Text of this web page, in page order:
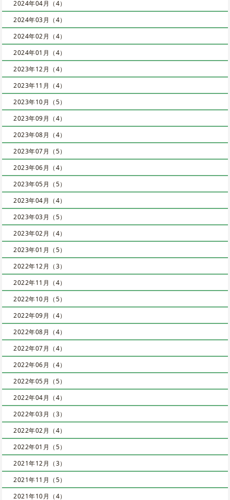
2024年04月（4）
2024年03月（4）
2024年02月（4）
2024年01月（4）
2023年12月（4）
2023年11月（4）
2023年10月（5）
2023年09月（4）
2023年08月（4）
2023年07月（5）
2023年06月（4）
2023年05月（5）
2023年04月（4）
2023年03月（5）
2023年02月（4）
2023年01月（5）
2022年12月（3）
2022年11月（4）
2022年10月（5）
2022年09月（4）
2022年08月（4）
2022年07月（4）
2022年06月（4）
2022年05月（5）
2022年04月（4）
2022年03月（3）
2022年02月（4）
2022年01月（5）
2021年12月（3）
2021年11月（5）
2021年10月（4）